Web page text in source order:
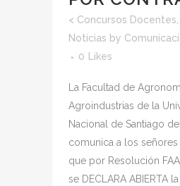
< Concursos Docentes
Noticias by
0
Likes
La Facultad de
Agroindustrias de la
Nacional de Santiago
comunica a los señores
que por Resolución
se DECLARA ABIERTA